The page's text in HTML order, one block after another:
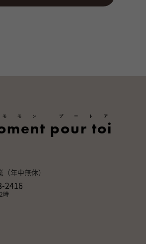
pour toi
モン プートア
（年中無休）
2416
時